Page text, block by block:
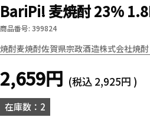
BariPi! 麦焼酎 23%
商品番号: 399824
焼酎麦焼酎佐賀県宗政酒造株式会社焼
2,659円 (税込 2,925円 )
在庫数：2